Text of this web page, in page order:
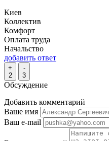
Киев
Коллектив
Комфорт
Оплата труда
Начальство
добавить ответ
+
2
-
3
Обсуждение
Добавить комментарий
Ваше имя
Ваш e-mail